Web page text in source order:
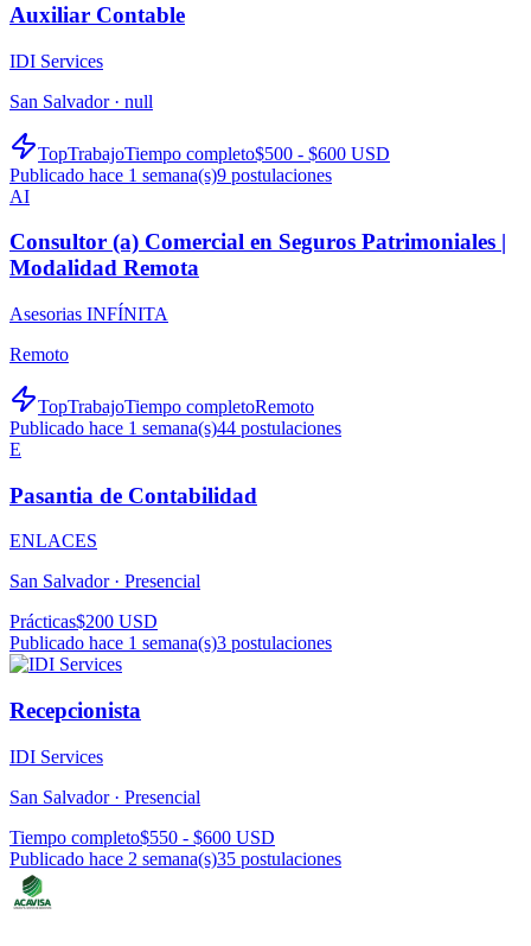
Auxiliar Contable
IDI Services
San Salvador · null
TopTrabajoTiempo completo$500 - $600 USD
Publicado hace 1 semana(s)9 postulaciones
AI
Consultor (a) Comercial en Seguros Patrimoniales |
Modalidad Remota
Asesorias INFÍNITA
Remoto
TopTrabajoTiempo completoRemoto
Publicado hace 1 semana(s)44 postulaciones
E
Pasantia de Contabilidad
ENLACES
San Salvador · Presencial
Prácticas$200 USD
Publicado hace 1 semana(s)3 postulaciones
Recepcionista
IDI Services
San Salvador · Presencial
Tiempo completo$550 - $600 USD
Publicado hace 2 semana(s)35 postulaciones